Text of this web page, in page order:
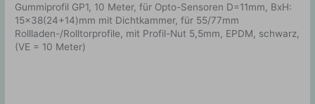
Gummiprofil GP1, 10 Meter, für Opto-Sensoren D=11mm, BxH:
15×38(24+14)mm mit Dichtkammer, für 55/77mm
Rollladen-/Rolltorprofile, mit Profil-Nut 5,5mm, EPDM, schwarz,
(VE = 10 Meter)